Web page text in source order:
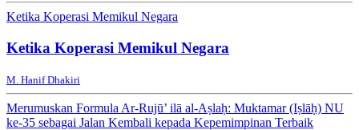
Ketika Koperasi Memikul Negara
Ketika Koperasi Memikul Negara
M. Hanif Dhakiri
Merumuskan Formula Ar-Rujū’ ilā al-Aṣlaḥ: Muktamar (Iṣlāḥ) NU
ke-35 sebagai Jalan Kembali kepada Kepemimpinan Terbaik